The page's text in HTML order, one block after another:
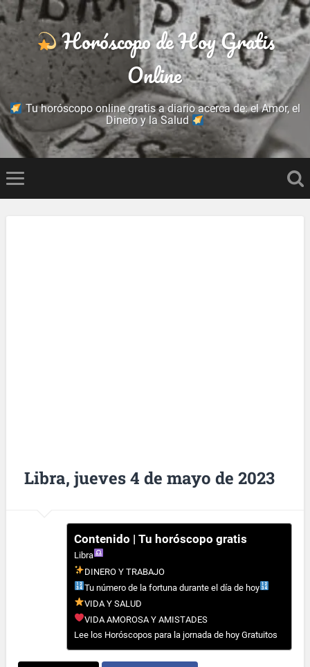
Horóscopo de Hoy Gratis
Online
Tu horóscopo online gratis a diario acerca de: el Amor, el
Dinero y la Salud
Libra, jueves 4 de mayo de 2023
Contenido | Tu horóscopo gratis
Libra
DINERO Y TRABAJO
Tu número de la fortuna durante el día de hoy
VIDA Y SALUD
VIDA AMOROSA Y AMISTADES
Lee los Horóscopos para la jornada de hoy Gratuitos